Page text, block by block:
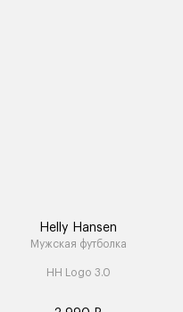
Helly Hansen
Мужская футболка
HH Logo 3.0